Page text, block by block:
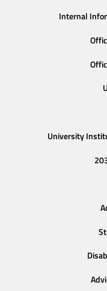
Internal
University